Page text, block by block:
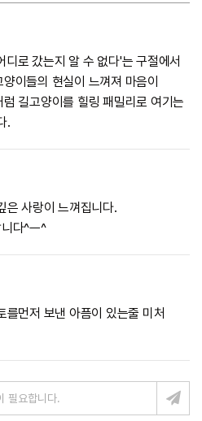
로 갔는지 알 수 없다'는 구절에서
이들의 현실이 느껴져 마음이
길고양이를 힐링 패밀리로 여기는
.
은 사랑이 느껴집니다.
다^ㅡ^
먼저 보낸 아픔이 있는줄 미처